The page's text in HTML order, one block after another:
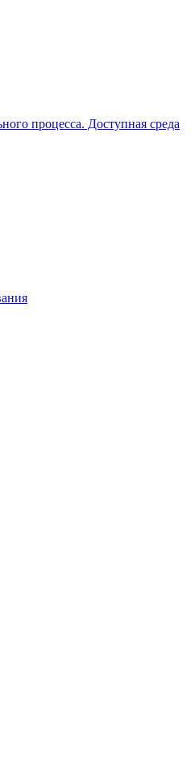
процесса. Доступная среда